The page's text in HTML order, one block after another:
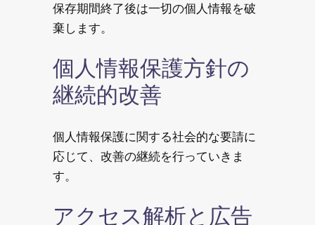
保存期間終了後は一切の個人情報を破
棄します。
個人情報保護方針の
継続的改善
個人情報保護に関する社会的な要請に
応じて、改善の継続を行っていきま
す。
アクセス解析と広告